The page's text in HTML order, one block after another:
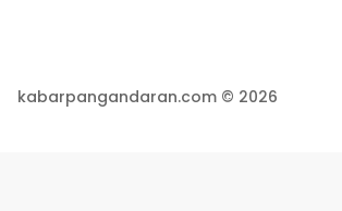
kabarpangandaran.com © 2026